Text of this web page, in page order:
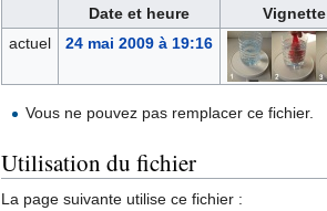
Date et heure Vignette
actuel
24 mai 2009 à 19:16
Vous ne pouvez pas remplacer ce fichier.
Utilisation du fichier
La page suivante utilise ce fichier :